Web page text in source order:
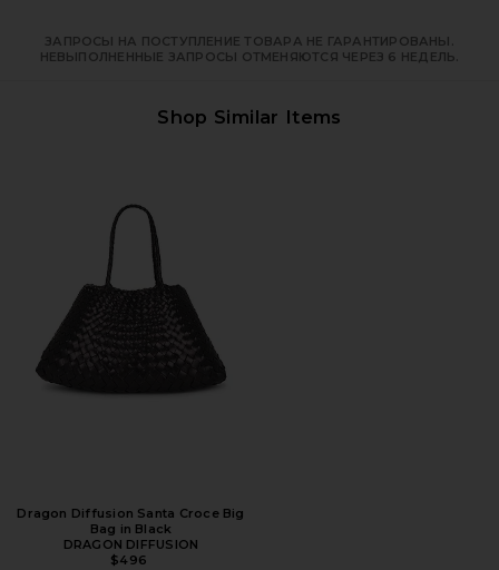
ЗАПРОСЫ НА ПОСТУПЛЕНИЕ ТОВАРА НЕ ГАРАНТИРОВАНЫ.
НЕВЫПОЛНЕННЫЕ ЗАПРОСЫ ОТМЕНЯЮТСЯ ЧЕРЕЗ 6 НЕДЕЛЬ.
Shop Similar Items
Dragon Diffusion Santa Croce Big
Bag in Black
DRAGON DIFFUSION
$496